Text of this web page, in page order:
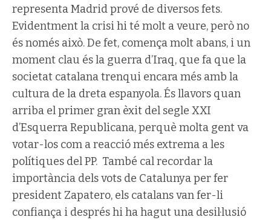
representa Madrid prové de diversos fets.
Evidentment la crisi hi té molt a veure, però no
és només això. De fet, comença molt abans, i un
moment clau és la guerra d’Iraq, que fa que la
societat catalana trenqui encara més amb la
cultura de la dreta espanyola. És llavors quan
arriba el primer gran èxit del segle XXI
d’Esquerra Republicana, perquè molta gent va
votar-los com a reacció més extrema a les
polítiques del PP. També cal recordar la
importància dels vots de Catalunya per fer
president Zapatero, els catalans van fer-li
confiança i després hi ha hagut una desil·lusió